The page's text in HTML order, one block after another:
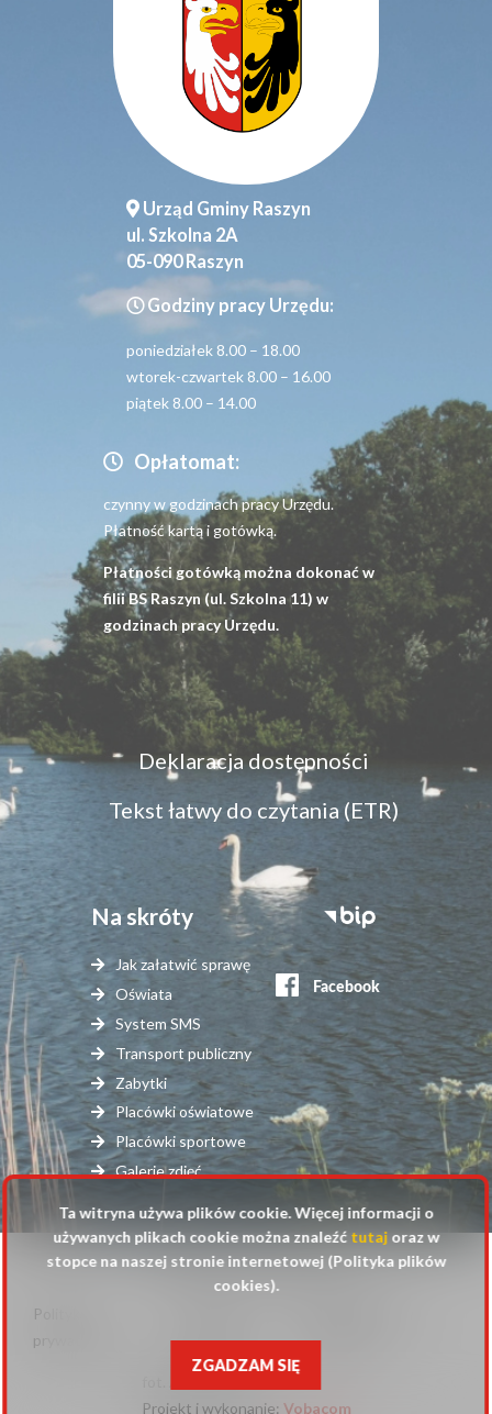
Urząd Gminy Raszyn
ul. Szkolna 2A
05-090 Raszyn
Godziny pracy Urzędu:
poniedziałek 8.00 – 18.00
wtorek-czwartek 8.00 – 16.00
piątek 8.00 – 14.00
Opłatomat:
czynny w godzinach pracy Urzędu.
Płatność kartą i gotówką.
Płatności gotówką można dokonać w
filii BS Raszyn (ul. Szkolna 11) w
godzinach pracy Urzędu.
Menu
dostępność
Deklaracja dostępności
Tekst łatwy do czytania (ETR)
Na skróty
Jak załatwić sprawę
Oświata
System SMS
Transport publiczny
Zabytki
Placówki oświatowe
Placówki sportowe
Galerie zdjęć
Stopka
serwisy
zewnętrzne
© 2025 Urząd Gminy Raszyn
Stopka
Polityka
prywatności
strony
cookies
Projekt i wykonanie: Will
Vobacom
Ta witryna używa plików cookie. Więcej informacji o
używanych plikach cookie można znaleźć tutajoraz w
stopce na naszej stronie internetowej (Polityka plików
cookies).
ZGADZAM SIĘ